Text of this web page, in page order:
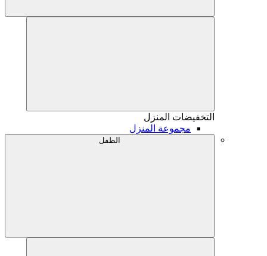
التخفيضات المنزل
مجموعة المنزل
الطفل